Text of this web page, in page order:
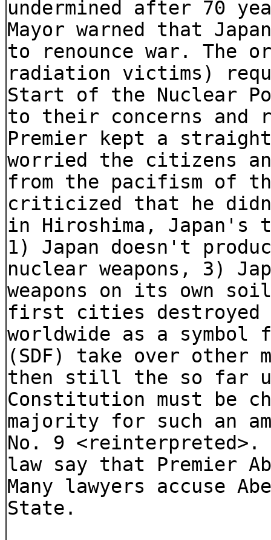
undermined after 70
Mayor warned that
to renounce war. The
radiation victims)
Start of the Nuclear
to their concerns and
Premier kept a straight
worried the citizens
from the pacifism of
criticized that he
in Hiroshima,
1) Japan doesn't
nuclear weapons, 3)
weapons on its own
first cities destroyed
worldwide as a symbol
(SDF) take over
then still the so far
Constitution must be
majority for such an
No. 9
law say that Premier
Many lawyers accuse
State.